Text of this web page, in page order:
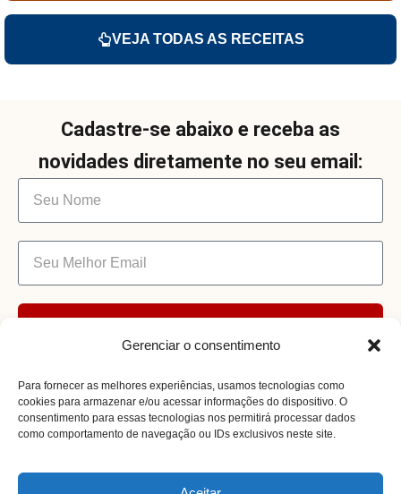
Gerenciar o consentimento
Para fornecer as melhores experiências, usamos tecnologias como
cookies para armazenar e/ou acessar informações do dispositivo. O
consentimento para essas tecnologias nos permitirá processar dados
como comportamento de navegação ou IDs exclusivos neste site.
VEJA TODAS AS RECEITAS
Cadastre-se abaixo e receba as
novidades diretamente no seu email: